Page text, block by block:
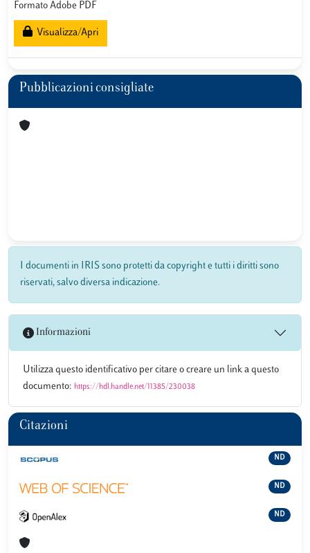
Formato Adobe PDF
Visualizza/Apri
Pubblicazioni consigliate
I documenti in IRIS sono protetti da copyright e tutti i diritti sono
riservati, salvo diversa indicazione.
Informazioni
Utilizza questo identificativo per citare o creare un link a questo
documento: https://hdl.handle.net/11385/230038
Citazioni
ND
ND
ND